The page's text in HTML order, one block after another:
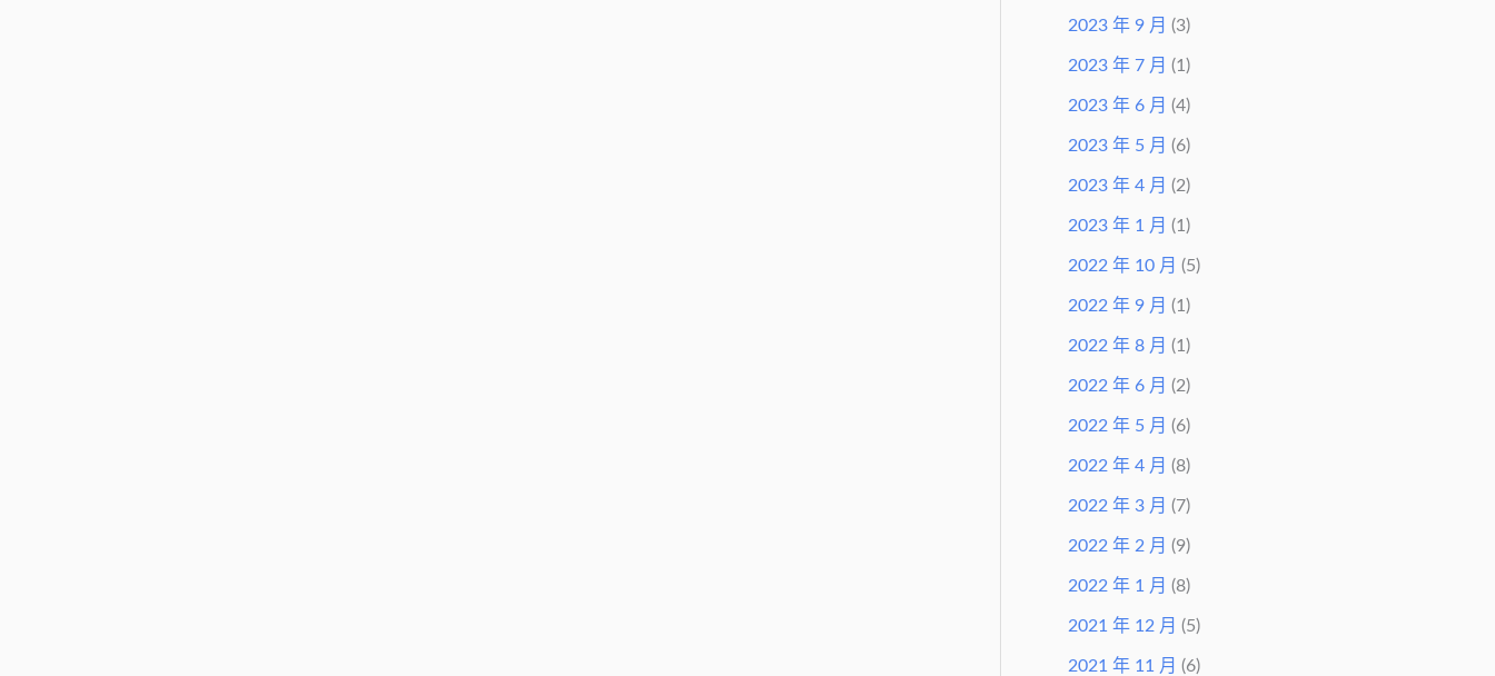
2023 年 9 月 (3)
2023 年 7 月 (1)
2023 年 6 月 (4)
2023 年 5 月 (6)
2023 年 4 月 (2)
2023 年 1 月 (1)
2022 年 10 月 (5)
2022 年 9 月 (1)
2022 年 8 月 (1)
2022 年 6 月 (2)
2022 年 5 月 (6)
2022 年 4 月 (8)
2022 年 3 月 (7)
2022 年 2 月 (9)
2022 年 1 月 (8)
2021 年 12 月 (5)
2021 年 11 月 (6)